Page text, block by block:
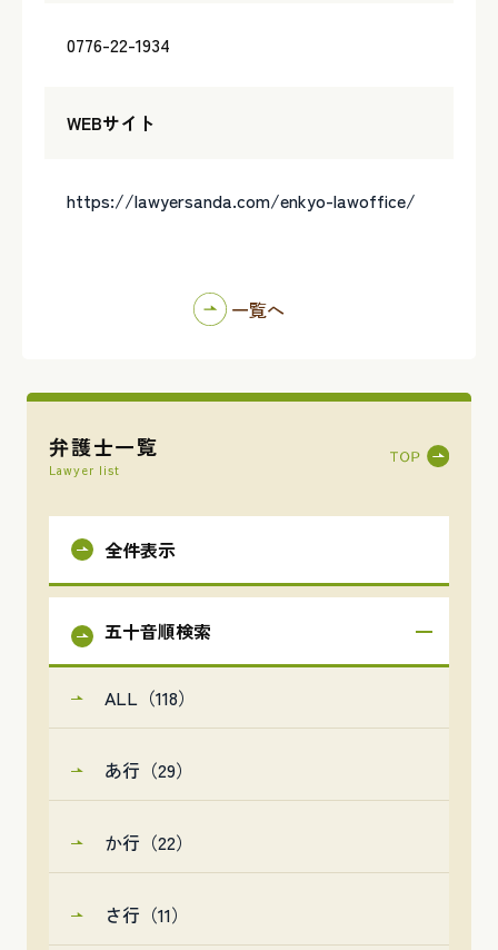
弁護士一覧
Lawyer list
全件表示
五十音順検索
ALL（118）
あ行（29）
か行（22）
さ行（11）
0776-22-1934
WEBサイト
https://lawyersanda.com/enkyo-lawoffice/
一覧へ